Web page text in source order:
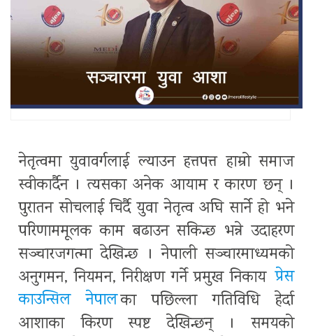
नेतृत्वमा युवावर्गलाई ल्याउन हत्तपत्त हाम्रो समाज
स्वीकार्दैन । त्यसका अनेक आयाम र कारण छन् ।
पुरातन सोचलाई चिर्दै युवा नेतृत्व अघि सार्ने हो भने
परिणाममूलक काम बढाउन सकिन्छ भन्ने उदाहरण
सञ्चारजगत्मा देखिन्छ । नेपाली सञ्चारमाध्यमको
अनुगमन, नियमन, निरीक्षण गर्ने प्रमुख निकाय प्रेस
काउन्सिल नेपालका पछिल्ला गतिविधि हेर्दा
आशाका किरण स्पष्ट देखिन्छन् । समयको